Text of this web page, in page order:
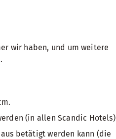
wir haben, und um weitere
(in allen Scandic Hotels)
betätigt werden kann (die